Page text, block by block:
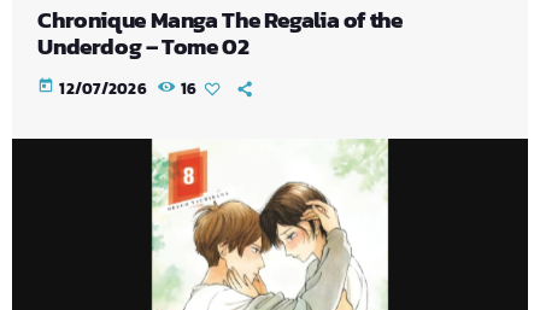
Chronique Manga The Regalia of the
Underdog – Tome 02
today 12/07/2026 16